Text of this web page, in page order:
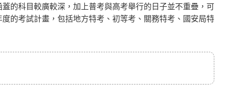
的科目較廣較深，加上普考與高考舉行的日子並不重疊，可
的考試計畫，包括地方特考、初等考、關務特考、國安局特